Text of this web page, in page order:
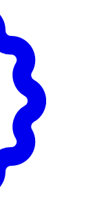
Panthenol,
Sodium
Sodium